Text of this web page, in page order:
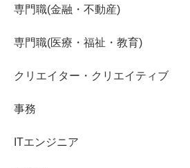
専門職(金融・不動産)
専門職(医療・福祉・教育)
クリエイター・クリエイティブ
事務
ITエンジニア